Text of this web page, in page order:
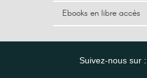
Ebooks en libre accès
Suivez-nous sur :